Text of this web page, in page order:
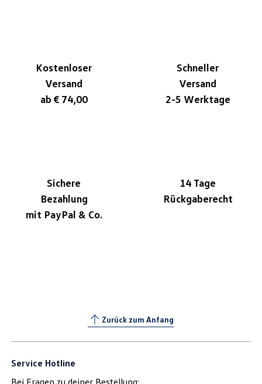
Kostenloser
Versand
ab € 74,00
Schneller
Versand
2-5 Werktage
Sichere
Bezahlung
mit PayPal & Co.
14 Tage
Rückgaberecht
Zurück zum Anfang
Service Hotline
Bei Fragen zu deiner Bestellung: